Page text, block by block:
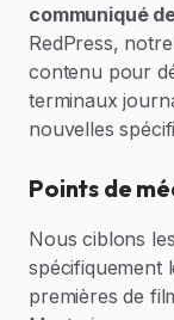
communiqué
RedPress,
contenu pour
terminaux
nouvelles
Points de
Nous ciblons
spécifiquement
premières de